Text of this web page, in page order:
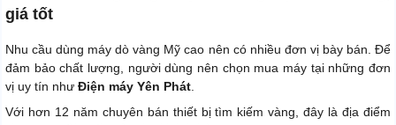
giá tốt
Nhu cầu dùng máy dò vàng Mỹ cao nên có nhiều đơn vị bày bán. Để
đảm bảo chất lượng, người dùng nên chọn mua máy tại những đơn
vị uy tín như Điện máy Yên Phát
Với hơn 12 năm chuyên bán thiết bị tìm kiếm vàng, đây là địa điểm